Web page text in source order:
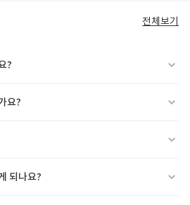
전체보기
?
요?
되나요?